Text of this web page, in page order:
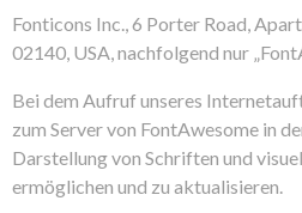
Fonticons Inc., 6 Porter Road,
02140, USA, nachfolgend nur
Bei dem Aufruf unseres
zum Server von FontAwesome in
Darstellung von Schriften und
ermöglichen und zu aktualisieren.